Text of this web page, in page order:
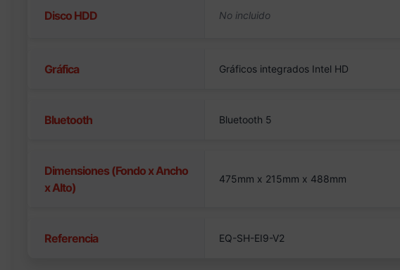
Disco HDD
Gráfica Gráficos integrados Intel HD
Bluetooth Bluetooth 5
Dimensiones (Fondo x Ancho
x Alto)
475mm x 215mm x 488mm
Referencia EQ-SH-EI9-V2